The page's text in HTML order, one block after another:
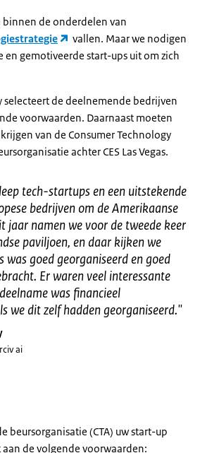
de onderdelen van
vallen. Maar we nodigen
gemotiveerde start-ups uit om zich
selecteert de deelnemende bedrijven
voorwaarden. Daarnaast moeten
van de Consumer Technology
achter CES Las Vegas.
tech-startups en een uitstekende
bedrijven om de Amerikaanse
jaar namen we voor de tweede keer
paviljoen, en daar kijken we
was goed georganiseerd en goed
Er waren veel interessante
was financieel
we dit zelf hadden georganiseerd."
ai
beursorganisatie (CTA) uw start-up
de volgende voorwaarden: